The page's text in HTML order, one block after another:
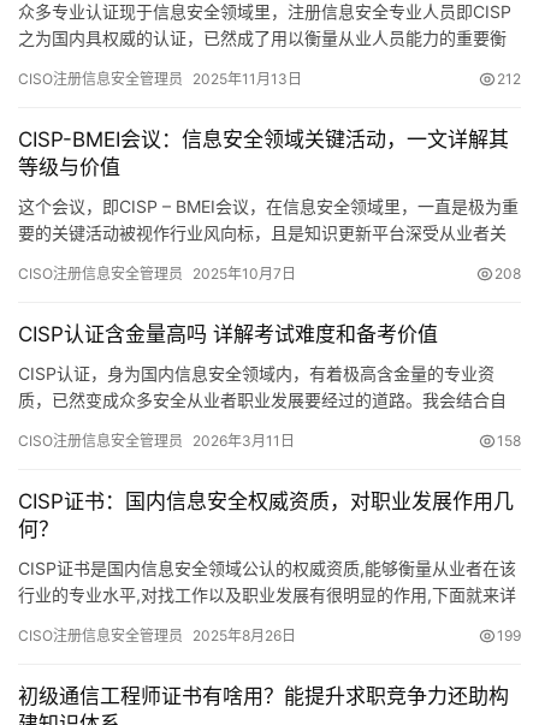
众多专业认证现于信息安全领域里，注册信息安全专业人员即CISP
之为国内具权威的认证，已然成了用以衡量从业人员能力的重要衡
CISO注册信息安全管理员 2025年11月13日 212
CISP-BMEI会议：信息安全领域关键活动，一文详解其
等级与价值
这个会议，即CISP – BMEI会议，在信息安全领域里，一直是极为重
要的关键活动被视作行业风向标，且是知识更新平台深受从业者关
CISO注册信息安全管理员 2025年10月7日 208
CISP认证含金量高吗 详解考试难度和备考价值
CISP认证，身为国内信息安全领域内，有着极高含金量的专业资
质，已然变成众多安全从业者职业发展要经过的道路。我会结合自
CISO注册信息安全管理员 2026年3月11日 158
CISP证书：国内信息安全权威资质，对职业发展作用几
何？
CISP证书是国内信息安全领域公认的权威资质,能够衡量从业者在该
行业的专业水平,对找工作以及职业发展有很明显的作用,下面就来详
CISO注册信息安全管理员 2025年8月26日 199
初级通信工程师证书有啥用？能提升求职竞争力还助构